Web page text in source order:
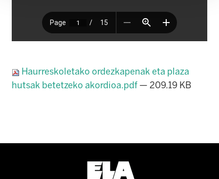
Haurreskoletako ordezkapenak eta plaza
hutsak betetzeko akordioa.pdf — 209.19 KB